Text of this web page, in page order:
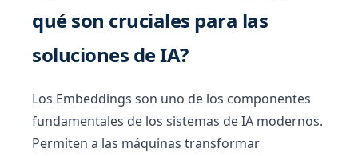
qué son cruciales para las
soluciones de IA?
Los Embeddings son uno de los componentes
fundamentales de los sistemas de IA modernos.
Permiten a las máquinas transformar